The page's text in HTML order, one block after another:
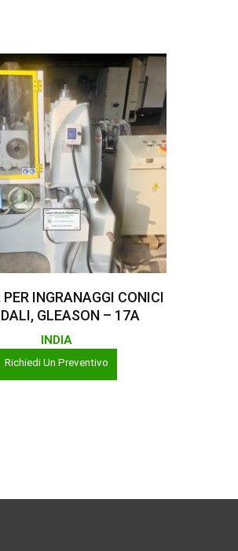
Leggi Tutto
INGRANAGGI CONICI
GLEASON – 17A
INDIA
Richiedi Un Preventivo